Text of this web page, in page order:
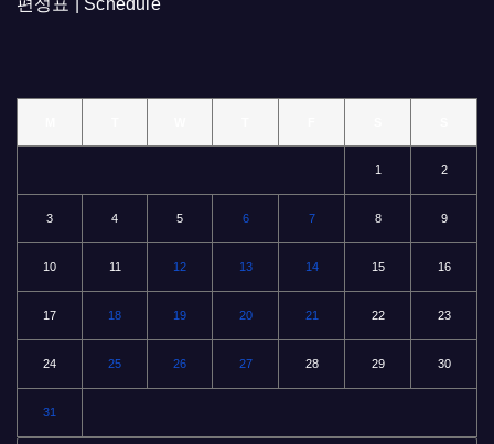
편성표 | Schedule
1 2
3 4 5 6 7 8 9
10 11 12 13 14 15 16
17 18 19 20 21 22 23
24 25 26 27 28 29 30
31